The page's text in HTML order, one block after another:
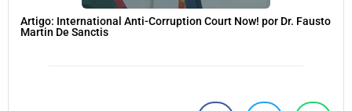
Artigo: International Anti-Corruption Court Now! por Dr. Fausto
Martin De Sanctis